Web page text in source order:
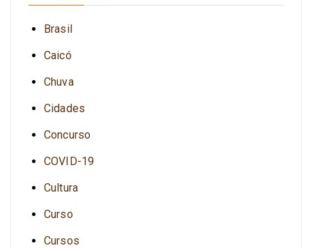
Brasil
Caicó
Chuva
Cidades
Concurso
COVID-19
Cultura
Curso
Cursos